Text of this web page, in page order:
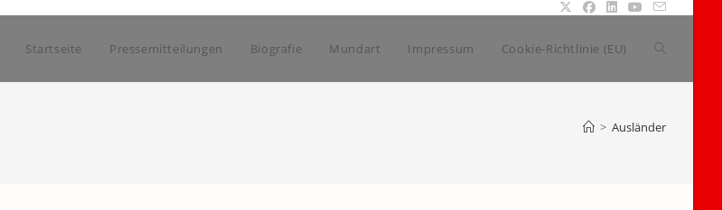
Startseite Pressemitteilungen Biografie Mundart Impressum Cookie-Richtlinie (EU) Website-
> Ausländer